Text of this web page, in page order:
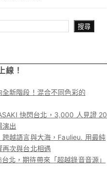
搜尋
線！
全新階段！混合不同色彩的
快閃台北，3,000 人見證 20
演出
跨越語言與大海，Faulieu. 用最純
次與台北相遇
北，期待帶來「超越錄音音源」